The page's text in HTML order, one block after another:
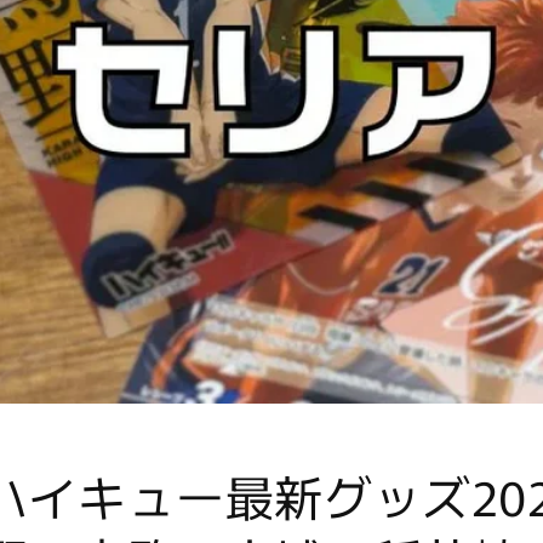
イキュー最新グッズ